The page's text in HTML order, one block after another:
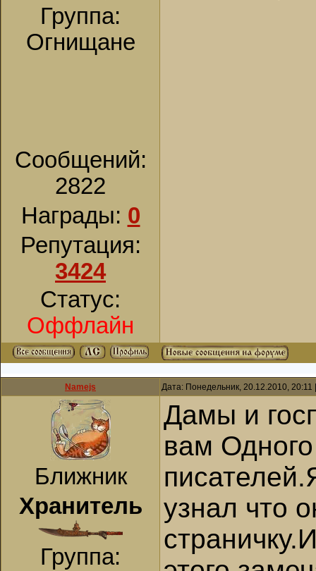
Группа:
Огнищане
Сообщений:
2822
Награды: 0
Репутация:
3424
Статус:
Оффлайн
Namejs Дата: Понедельник, 20.12.2010,
Ближник
Хранитель
Группа:
Дамы и
вам
узнал что